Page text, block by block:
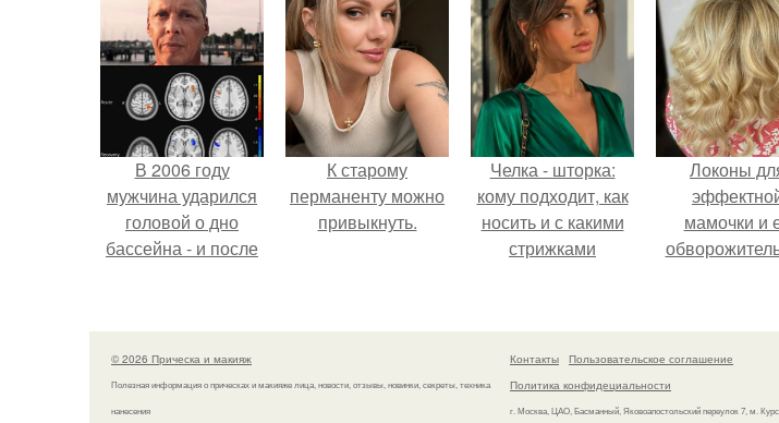
В 2006 году
мужчина ударился
головой о дно
бассейна - и после
странным образом.
К старому
перманенту можно
привыкнуть.
Челка - шторка:
кому подходит, как
носить и с какими
стрижками
Локоны
мамочки и
© 2026 Прическа и макияж
Полезная информация о прическах и макияже лица, новости, отзывы, новинки, секреты, техника
нанесения
Контакты
Пользовательское соглашение
Политика конфидециальности
г. Москва, ЦАО, Басманный, Яковоапостольский переулок 7, м.